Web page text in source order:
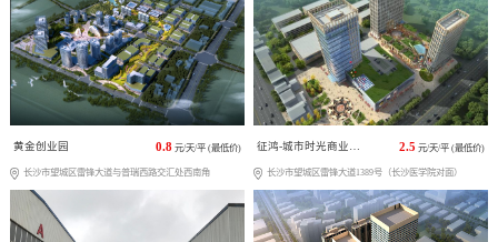
黄金创业园 0.8 元/天/平 (最低价)
长沙市望城区雷锋大道与普瑞西路交汇处西南角
征鸿-城市时光商业广场 2.5 元/天/平 (最低价)
长沙市望城区雷锋大道1389号（长沙医学院对面）